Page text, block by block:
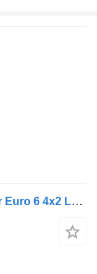
IVECO Eurocargo 75-210 Plane 3-Sitzer Euro 6 4x2 LBW AHK (42)